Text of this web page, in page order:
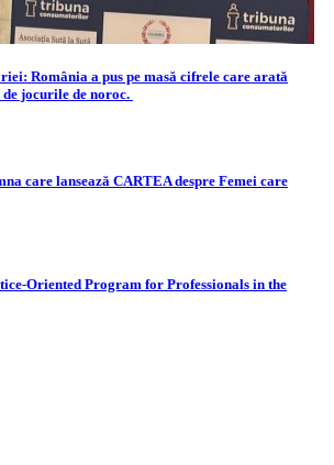
România a pus pe masă cifrele care arată
jocurile de noroc.
care lansează CARTEA despre Femei care
Program for Professionals in the